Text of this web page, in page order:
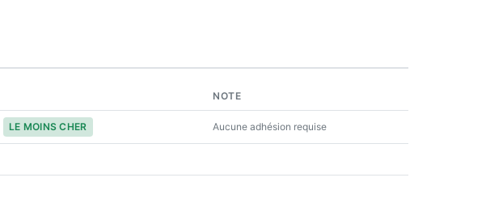
NOTE
LE MOINS CHER Aucune adhésion requise